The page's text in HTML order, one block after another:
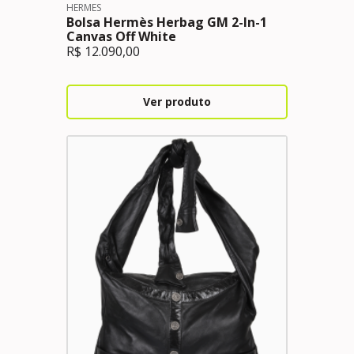
HERMES
Bolsa Hermès Herbag GM 2-In-1
Canvas Off White
R$ 12.090,00
Ver produto